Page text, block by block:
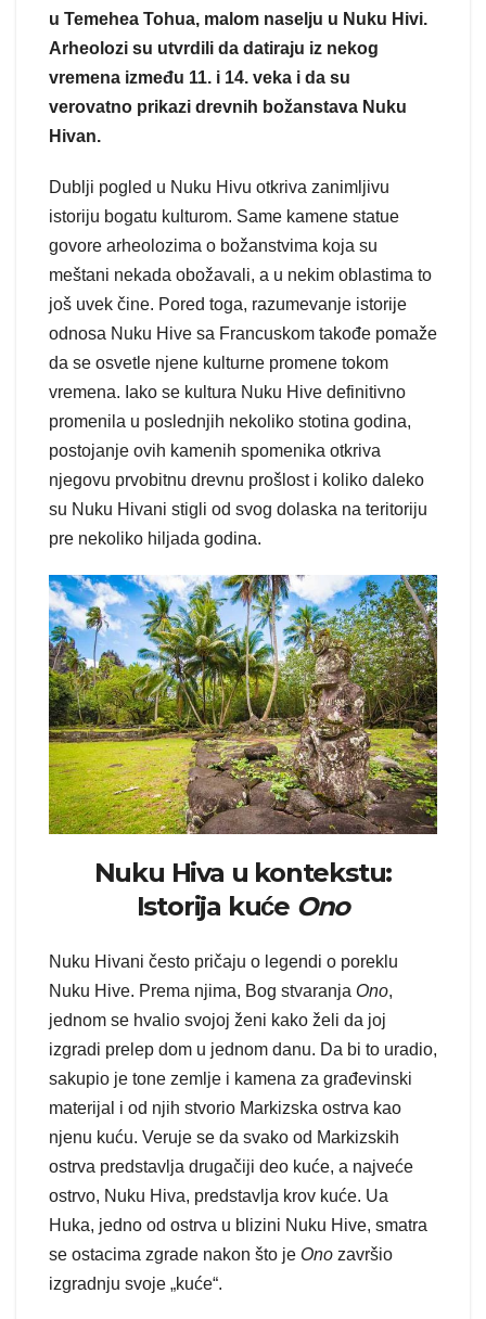
u Temehea Tohua, malom naselju u Nuku Hivi.
Arheolozi su utvrdili da datiraju iz nekog
vremena između 11. i 14. veka i da su
verovatno prikazi drevnih božanstava Nuku
Hivan.
Dublji pogled u Nuku Hivu otkriva zanimljivu
istoriju bogatu kulturom. Same kamene statue
govore arheolozima o božanstvima koja su
meštani nekada obožavali, a u nekim oblastima to
još uvek čine. Pored toga, razumevanje istorije
odnosa Nuku Hive sa Francuskom takođe pomaže
da se osvetle njene kulturne promene tokom
vremena. Iako se kultura Nuku Hive definitivno
promenila u poslednjih nekoliko stotina godina,
postojanje ovih kamenih spomenika otkriva
njegovu prvobitnu drevnu prošlost i koliko daleko
su Nuku Hivani stigli od svog dolaska na teritoriju
pre nekoliko hiljada godina.
Nuku Hiva u kontekstu:
Istorija kuće Ono
Nuku Hivani često pričaju o legendi o poreklu
Nuku Hive. Prema njima, Bog stvaranja Ono,
jednom se hvalio svojoj ženi kako želi da joj
izgradi prelep dom u jednom danu. Da bi to uradio,
sakupio je tone zemlje i kamena za građevinski
materijal i od njih stvorio Markizska ostrva kao
njenu kuću. Veruje se da svako od Markizskih
ostrva predstavlja drugačiji deo kuće, a najveće
ostrvo, Nuku Hiva, predstavlja krov kuće. Ua
Huka, jedno od ostrva u blizini Nuku Hive, smatra
se ostacima zgrade nakon što je Ono završio
izgradnju svoje „kuće“.